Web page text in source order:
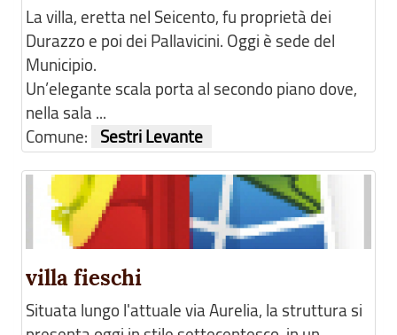
La villa, eretta nel Seicento, fu proprietà dei
Durazzo e poi dei Pallavicini. Oggi è sede del
Municipio.
Un’elegante scala porta al secondo piano dove,
nella sala ...
Comune:
Sestri Levante
villa fieschi
Situata lungo l'attuale via Aurelia, la struttura si